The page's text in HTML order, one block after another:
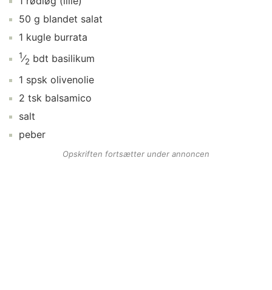
50 g blandet salat
1 kugle burrata
1⁄2 bdt basilikum
1 spsk olivenolie
2 tsk balsamico
salt
peber
Opskriften fortsætter under annoncen